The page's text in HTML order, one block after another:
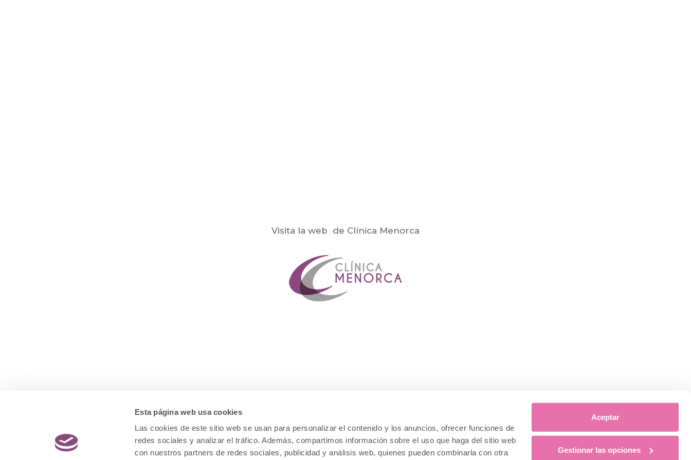
Esta página web usa cookies
Las cookies de este sitio web se usan para personalizar el contenido y los anuncios, ofrecer funciones de
redes sociales y analizar el tráfico. Además, compartimos información sobre el uso que haga del sitio web
con nuestros partners de redes sociales, publicidad y análisis web, quienes pueden combinarla con otra
Aceptar
Gestionar las opciones
Visita la web de Clínica Menorca